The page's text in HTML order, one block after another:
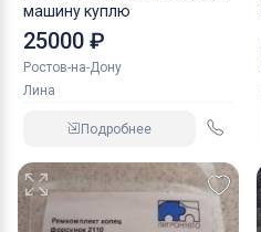
машину куплю
25000 ₽
Ростов-на-Дону
Лина
Подробнее